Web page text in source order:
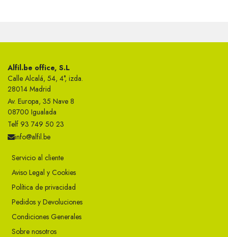
Alfil.be office, S.L
Calle Alcalá, 54, 4°, izda.
28014 Madrid
Av. Europa, 35 Nave 8
08700 Igualada
Telf 93 749 50 23
info@alfil.be
Servicio al cliente
Aviso Legal y Cookies
Política de privacidad
Pedidos y Devoluciones
Condiciones Generales
Sobre nosotros